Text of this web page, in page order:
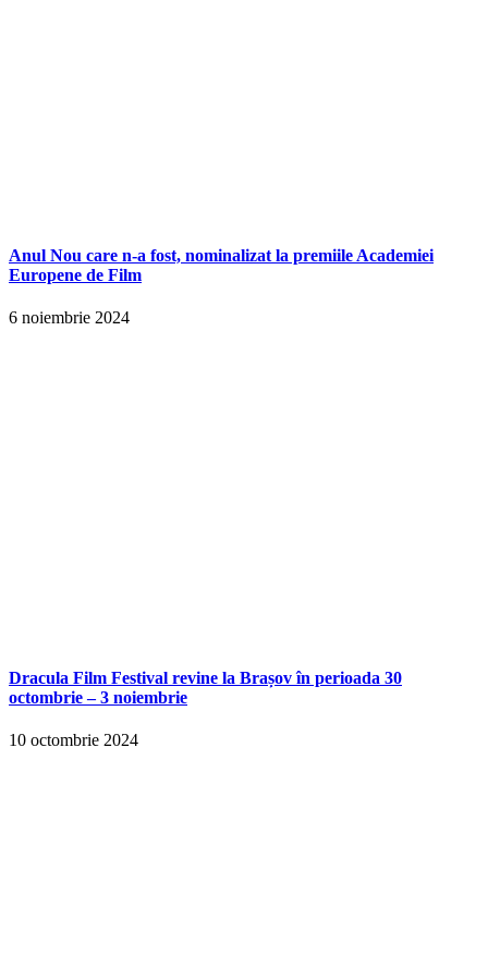
Anul Nou care n-a fost, nominalizat la premiile Academiei
Europene de Film
6 noiembrie 2024
Dracula Film Festival revine la Brașov în perioada 30
octombrie – 3 noiembrie
10 octombrie 2024